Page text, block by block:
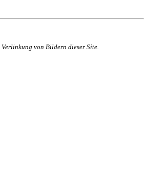
von Bildern dieser Site.